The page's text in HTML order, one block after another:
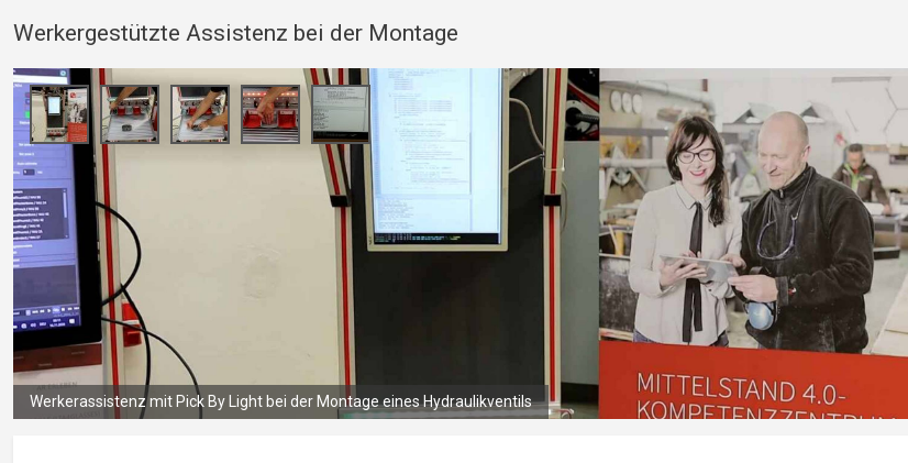
Werkergestützte Assistenz bei der Montage
Werkerassistenz mit Pick By Light bei der Montage eines Hydraulikventils